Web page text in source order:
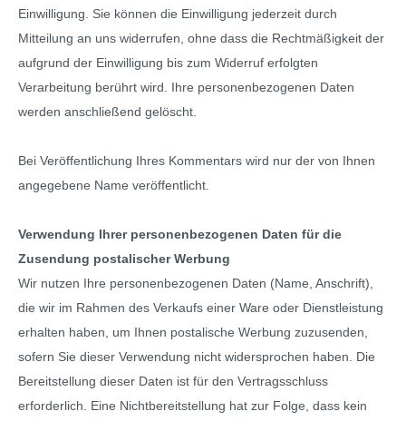
Einwilligung. Sie können die Einwilligung jederzeit durch
Mitteilung an uns widerrufen, ohne dass die Rechtmäßigkeit der
aufgrund der Einwilligung bis zum Widerruf erfolgten
Verarbeitung berührt wird. Ihre personenbezogenen Daten
werden anschließend gelöscht.
Bei Veröffentlichung Ihres Kommentars wird nur der von Ihnen
angegebene Name veröffentlicht.
Verwendung Ihrer personenbezogenen Daten für die
Zusendung postalischer Werbung
Wir nutzen Ihre personenbezogenen Daten (Name, Anschrift),
die wir im Rahmen des Verkaufs einer Ware oder Dienstleistung
erhalten haben, um Ihnen postalische Werbung zuzusenden,
sofern Sie dieser Verwendung nicht widersprochen haben. Die
Bereitstellung dieser Daten ist für den Vertragsschluss
erforderlich. Eine Nichtbereitstellung hat zur Folge, dass kein